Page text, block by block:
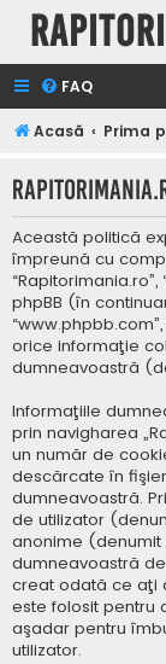
FAQ
Acasă Prima
Această politică
împreună cu
phpBB (în
orice informaţie
dumneavoastră
Informaţiile
prin navigharea
un număr de
descărcate în
dumneavoastră.
de utilizator
anonime (denumit
dumneavoastră
creat odată ce aţi
este folosit pentru
aşadar pentru
utilizator.